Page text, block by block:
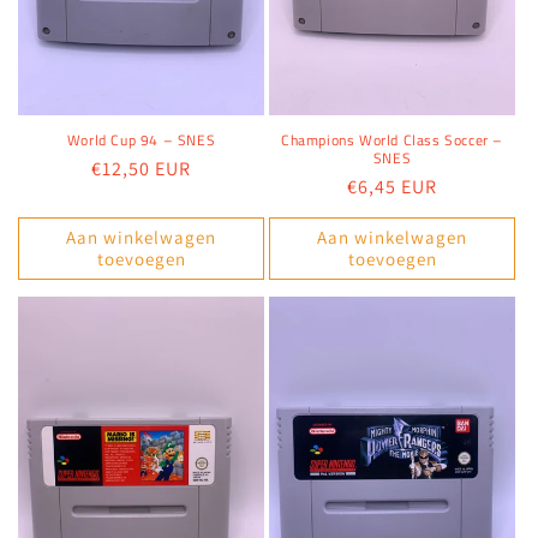
World Cup 94 – SNES
Normale
€12,50 EUR
Aan winkelwagen
toevoegen
Champions World Class Soccer –
SNES
Normale
prijs
€6,45 EUR
Aan winkelwagen
toevoegen